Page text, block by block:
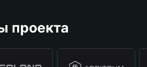
проекта